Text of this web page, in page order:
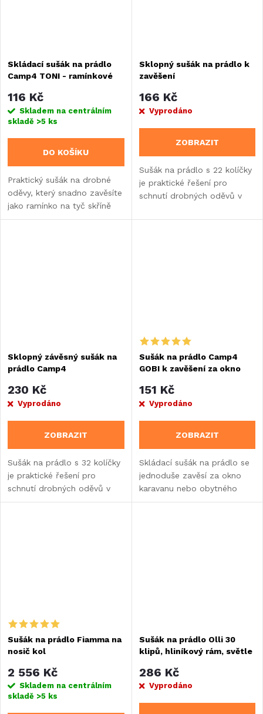
Skládací sušák na prádlo
Camp4 TONI - ramínkové
116 Kč
Skladem na centrálním
skladě >5 ks
DO KOŠÍKU
Praktický sušák na drobné
oděvy, který snadno zavěsíte
jako ramínko na tyč skříně
nebo větev. Ideální řešení
Sklopný sušák na prádlo k
zavěšení
166 Kč
Vyprodáno
ZOBRAZIT
Sušák na prádlo s 22 kolíčky
je praktické řešení pro
schnutí drobných oděvů v
nebo při kempování v
Sklopný závěsný sušák na
prádlo Camp4
230 Kč
Vyprodáno
ZOBRAZIT
Sušák na prádlo s 32 kolíčky
je praktické řešení pro
schnutí drobných oděvů v
karavanu, obytném voze
Sušák na prádlo Camp4
GOBI k zavěšení za okno
151 Kč
Vyprodáno
ZOBRAZIT
Skládací sušák na prádlo se
jednoduše zavěsí za okno
karavanu nebo obytného
vozu.
Sušák na prádlo Fiamma na
nosič kol
2 556 Kč
Skladem na centrálním
skladě >5 ks
Sušák na prádlo Olli 30
klipů, hliníkový rám, světle
286 Kč
Vyprodáno